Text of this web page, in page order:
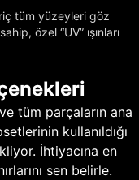
tüm yüzeyleri göz
özel “UV” ışınları
tüm parçaların ana
kullanıldığı
İhtiyacına en
sen belirle.